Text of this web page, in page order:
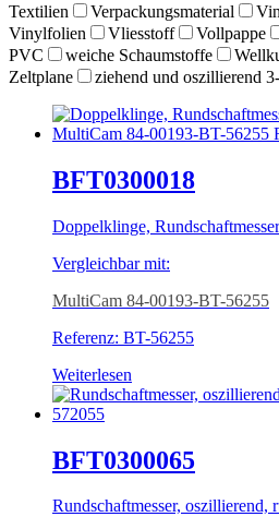
Textilien
Verpackungsmaterial
Vinylfolien
Vliesstoff Vollpappe
PVC
weiche Schaumstoffe
Zeltplane
ziehend und oszillierend
BFT0300018
Doppelklinge, Rundschaftmesser
Vergleichbar mit:
MultiCam 84-00193-BT-56255
Referenz: BT-56255
Weiterlesen
BFT0300065
Rundschaftmesser, oszillierend,